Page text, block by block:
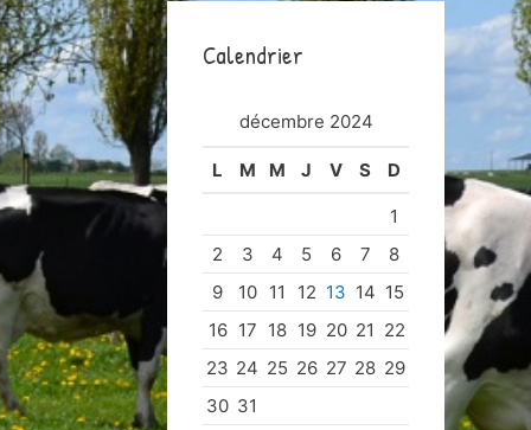
r
:
Calendrier
décembre 2024
L M M J V S D
1
2
3 4 5 6 7
8
9
10 11 12 13 14 15
16 17 18 19 20 21 22
23 24 25 26 27 28 29
30 31